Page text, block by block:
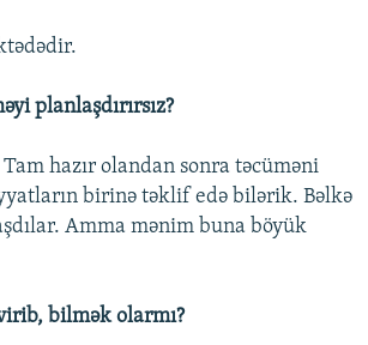
planlaşdırırsız?
hazır olandan sonra təcüməni
birinə təklif edə bilərik. Bəlkə
Amma mənim buna böyük
bilmək olarmı?